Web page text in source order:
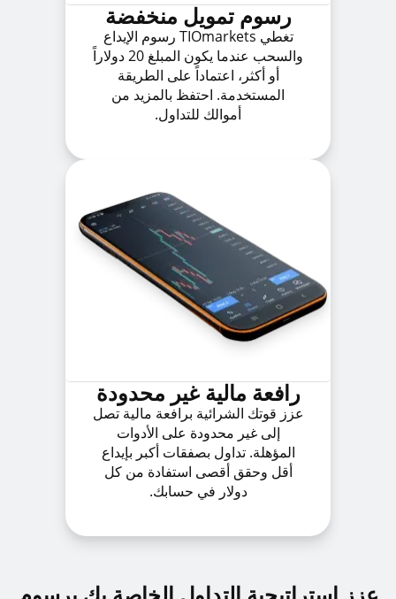
رسوم تمويل منخفضة
تغطي TIOmarkets رسوم الإيداع
والسحب عندما يكون المبلغ 20 دولاراً
أو أكثر، اعتماداً على الطريقة
المستخدمة. احتفظ بالمزيد من
أموالك للتداول.
رافعة مالية غير محدودة
عزز قوتك الشرائية برافعة مالية تصل
إلى غير محدودة على الأدوات
المؤهلة. تداول بصفقات أكبر بإيداع
أقل وحقق أقصى استفادة من كل
دولار في حسابك.